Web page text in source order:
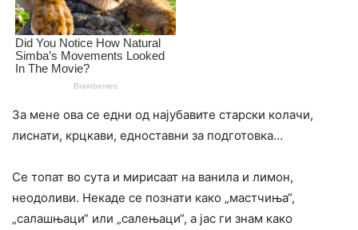
За мене ова се едни од најубавите старски колачи,
лиснати, крцкави, едноставни за подготовка…
Се топат во сута и мирисаат на ванила и лимон,
неодоливи. Некаде се познати како „мастчиња“,
„салашњаци“ или „салењаци“, а јас ги знам како